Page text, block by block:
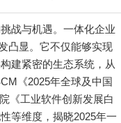
战与机遇。一体化企业
凸显。它不仅能够实现
建紧密的生态系统，从
《2025年全球及中国
《工业软件创新发展白
等维度，揭晓2025年一